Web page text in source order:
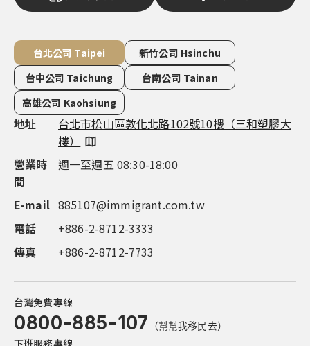
台北公司 Taipei
新竹公司 Hsinchu
台中公司 Taichung
台南公司 Tainan
高雄公司 Kaohsiung
地址
台北市松山區敦化北路102號10樓（三和塑膠大
樓）
營業時
間
週一至週五 08:30-18:00
E-mail 885107@immigrant.com.tw
電話
+886-2-8712-3333
傳真
+886-2-8712-7733
地址
新竹市東區慈雲路118號14樓之7（雲智匯大
樓）
營業時
間
週一至週五 09:00-18:00
電話
+886-3-563-8555
傳真
+886-2-8712-7733
地址
台中市西屯區市政路386號14樓之5（市政都心
廣場）
營業時
間
週一至週五 08:30-18:00
電話
+886-4-2252-1000
傳真
+886-4-2252-1999
地址
台南市永康區中華路1-100號16 樓（良美金三角
大樓）
營業時
間
週一至週五 08:30-18:00
電話
+886-6-311-0555
傳真
+886-7-555-9587
地址
高雄市鼓山區明誠三路683號4樓（市政總裁大
樓）
營業時
間
週一至週五 08:30-18:00
電話
+886-7-555-9597
傳真
+886-7-555-9587
台灣免費專線
0800-885-107 （幫幫我移民去）
下班服務專線